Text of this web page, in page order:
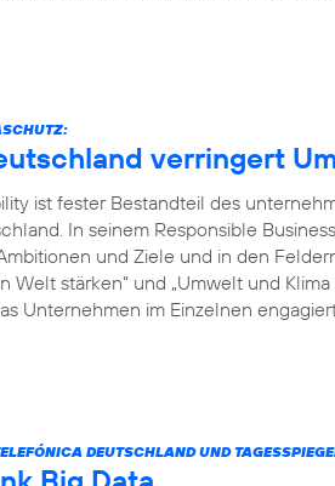
verringert
ist fester Bestandteil des
In seinem Responsible
und Ziele und in den
Welt stärken“ und „Umwelt und
Unternehmen im Einzelnen
DEUTSCHLAND UND